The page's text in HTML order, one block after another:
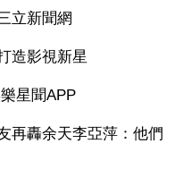
立新聞網
造影視新星
星聞APP
再轟余天李亞萍：他們